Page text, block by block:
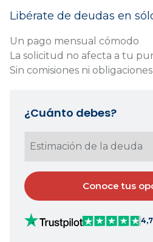
Libérate de deudas en
Un pago mensual cómodo
La solicitud no afecta a tu
Sin comisiones ni obligaciones
¿Cuánto debes?
Conoce tus
4,7